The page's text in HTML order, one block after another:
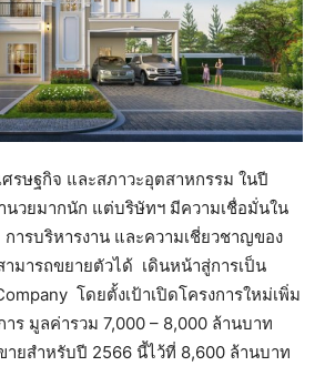
รษฐกิจ และสภาวะอุตสาหกรรม ในปี
นวยมากนัก แต่บริษัทฯ มีความเชื่อมั่นใน
ารบริหารงาน และความเชี่ยวชาญของ
มารถขยายตัวได้ เดินหน้าสู่การเป็น
โดยตั้งเป้าเปิดโครงการใหม่เพิ่ม
าร มูลค่ารวม 7,000 – 8,000 ล้านบาท
ายสำหรับปี 2566 นี้ไว้ที่ 8,600 ล้านบาท